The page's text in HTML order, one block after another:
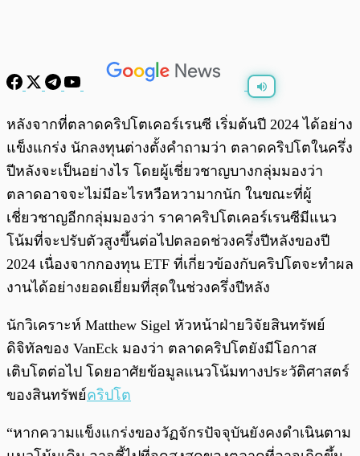
พร้อมเล่น /0:00
หลังจากที่ตลาดคริปโตเคอร์เรนซี เริ่มต้นปี 2024 ได้อย่าง
แข็งแกร่ง นักลงทุนต่างตั้งคำถามว่า ตลาดคริปโตในครึ่ง
ปีหลังจะเป็นอย่างไร โดยผู้เชี่ยวชาญบางกลุ่มมองว่า
ตลาดอาจจะไม่มีอะไรหวือหวามากนัก ในขณะที่ผู้
เชี่ยวชาญอีกกลุ่มมองว่า ราคาคริปโตเคอร์เรนซีมีแนว
โน้มที่จะปรับตัวสูงขึ้นต่อไปตลอดช่วงครึ่งปีหลังของปี
2024 เนื่องจากกองทุน ETF ที่เกี่ยวข้องกับคริปโตจะทำผล
งานได้อย่างยอดเยี่ยมที่สุดในช่วงครึ่งปีหลัง
นักวิเคราะห์ Matthew Sigel หัวหน้าฝ่ายวิจัยสินทรัพย์
ดิจิทัลของ VanEck มองว่า ตลาดคริปโตยังมีโอกาส
เติบโตต่อไป โดยอาศัยข้อมูลแนวโน้มทางประวัติศาสตร์
ของสินทรัพย์คริปโต
“หากความแข็งแกร่งของวัฏจักรปัจจุบันยังคงดำเนินตาม